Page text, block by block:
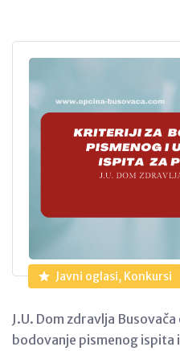
Javni oglasi, Konkursi
J.U. Dom zdravlja
bodovanje pismenog ispita